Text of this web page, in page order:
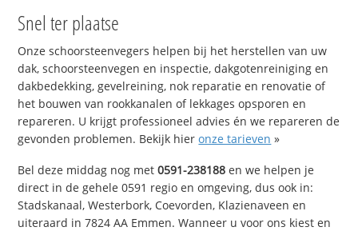
Snel ter plaatse
Onze schoorsteenvegers helpen bij het herstellen van uw
dak, schoorsteenvegen en inspectie, dakgotenreiniging en
dakbedekking, gevelreining, nok reparatie en renovatie of
het bouwen van rookkanalen of lekkages opsporen en
repareren. U krijgt professioneel advies én we repareren de
gevonden problemen. Bekijk hieronze tarieven »
Bel deze middag nog met0591-238188 en we helpen je
direct in de gehele 0591 regio en omgeving, dus ook in:
Stadskanaal, Westerbork, Coevorden, Klazienaveen en
uiteraard in 7824 AA Emmen. Wanneer u voor ons kiest en